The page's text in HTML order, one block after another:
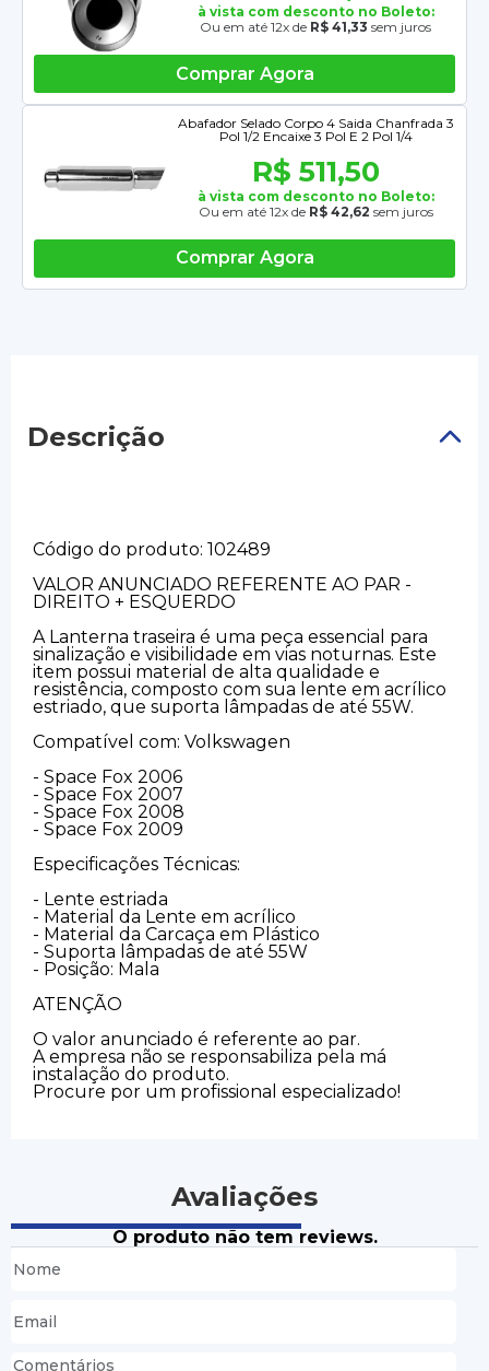
à vista com desconto no Boleto:
Ou em até 12x de R$ 41,33 sem juros
Comprar Agora
Abafador Selado Corpo 4 Saida Chanfrada 3
Pol 1/2 Encaixe 3 Pol E 2 Pol 1/4
R$ 511,50
à vista com desconto no Boleto:
Ou em até 12x de R$ 42,62 sem juros
Comprar Agora
Descrição
Código do produto: 102489
VALOR ANUNCIADO REFERENTE AO PAR -
DIREITO + ESQUERDO
A Lanterna traseira é uma peça essencial para
sinalização e visibilidade em vias noturnas. Este
item possui material de alta qualidade e
resistência, composto com sua lente em acrílico
estriado, que suporta lâmpadas de até 55W.
Compatível com: Volkswagen
- Space Fox 2006
- Space Fox 2007
- Space Fox 2008
- Space Fox 2009
Especificações Técnicas:
- Lente estriada
- Material da Lente em acrílico
- Material da Carcaça em Plástico
- Suporta lâmpadas de até 55W
- Posição: Mala
ATENÇÃO
O valor anunciado é referente ao par.
A empresa não se responsabiliza pela má
instalação do produto.
Procure por um profissional especializado!
Avaliações
O produto não tem reviews.